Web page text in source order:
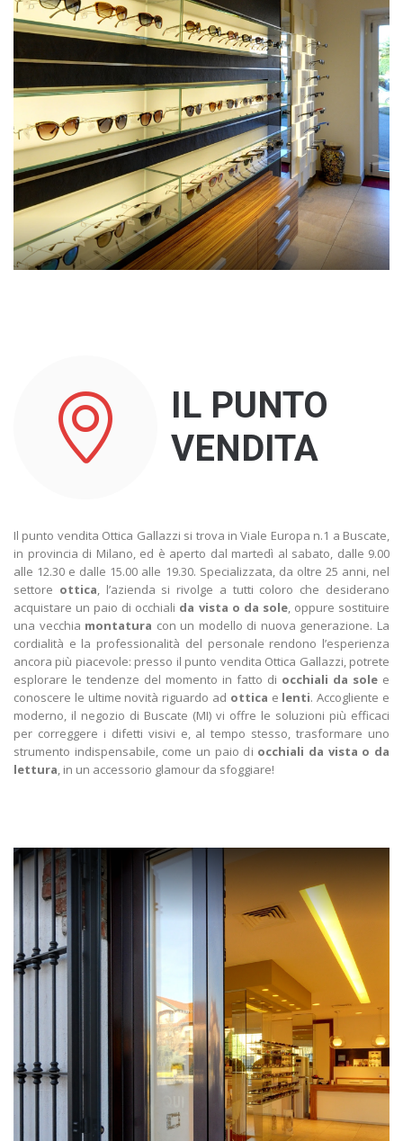
IL PUNTO
VENDITA
Il punto vendita Ottica Gallazzi si trova in Viale Europa n.1 a Buscate,
in provincia di Milano, ed è aperto dal martedì al sabato, dalle 9.00
alle 12.30 e dalle 15.00 alle 19.30. Specializzata, da oltre 25 anni, nel
settore ottica, l’azienda si rivolge a tutti coloro che desiderano
acquistare un paio di occhiali da vista o da sole, oppure sostituire
una vecchia montatura con un modello di nuova generazione. La
cordialità e la professionalità del personale rendono l’esperienza
ancora più piacevole: presso il punto vendita Ottica Gallazzi, potrete
esplorare le tendenze del momento in fatto di occhiali da sole e
conoscere le ultime novità riguardo ad ottica e lenti. Accogliente e
moderno, il negozio di Buscate (MI) vi offre le soluzioni più efficaci
per correggere i difetti visivi e, al tempo stesso, trasformare uno
strumento indispensabile, come un paio di occhiali da vista o da
lettura, in un accessorio glamour da sfoggiare!